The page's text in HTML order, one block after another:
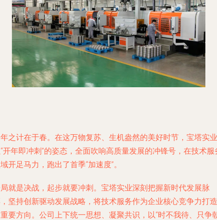
之计在于春。在这万物复苏、生机盎然的美好时节，宝塔实业
开年即冲刺”的姿态，全面吹响高质量发展的冲锋号，在技术服
开足马力，跑出了首季“加速度”。
就是决战，起步就要冲刺。宝塔实业深刻把握新时代发展脉
坚持创新驱动发展战略，将技术服务作为企业核心竞争力打造
要方向。公司上下统一思想、凝聚共识，以“时不我待、只争